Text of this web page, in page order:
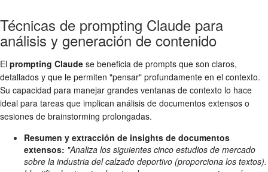
Técnicas de prompting Claude para
análisis y generación de contenido
El prompting Claude se beneficia de prompts que son claros,
detallados y que le permiten "pensar" profundamente en el contexto.
Su capacidad para manejar grandes ventanas de contexto lo hace
ideal para tareas que implican análisis de documentos extensos o
sesiones de brainstorming prolongadas.
Resumen y extracción de insights de documentos
extensos: "Analiza los siguientes cinco estudios de mercado
sobre la industria del calzado deportivo (proporciona los textos).